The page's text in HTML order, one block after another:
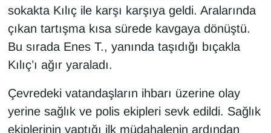
sokakta Kılıç ile karşı karşıya geldi. Aralarında
çıkan tartışma kısa sürede kavgaya dönüştü.
Bu sırada Enes T., yanında taşıdığı bıçakla
Kılıç’ı ağır yaraladı.
Çevredeki vatandaşların ihbarı üzerine olay
yerine sağlık ve polis ekipleri sevk edildi. Sağlık
ekiplerinin yaptığı ilk müdahalenin ardından